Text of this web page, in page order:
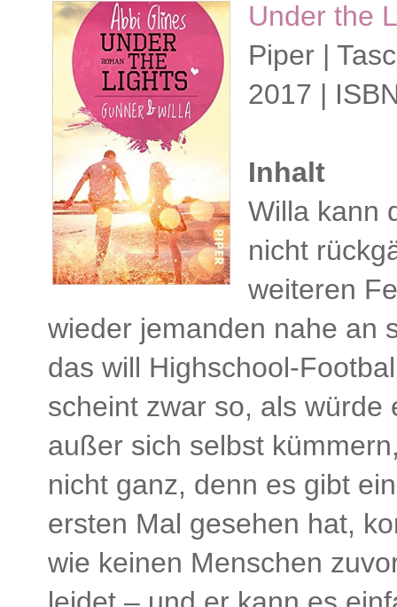
Under the
Piper |
2017 |
Inhalt
Willa kann
nicht
weiteren
wieder jemanden nahe an
das will Highschool-
scheint zwar so, als
außer sich selbst
nicht ganz, denn es gibt
ersten Mal gesehen hat,
wie keinen Menschen